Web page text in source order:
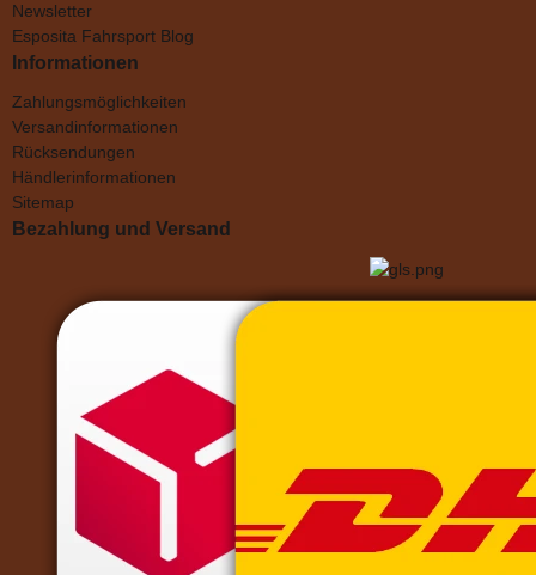
Newsletter
Esposita Fahrsport Blog
Informationen
Zahlungsmöglichkeiten
Versandinformationen
Rücksendungen
Händlerinformationen
Sitemap
Bezahlung und Versand